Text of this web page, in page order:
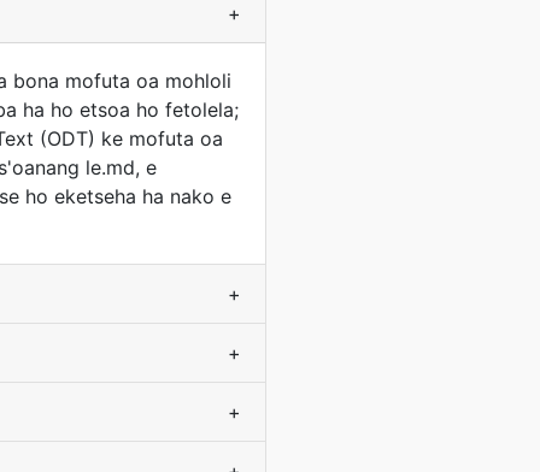
+
bona mofuta oa mohloli
ha ho etsoa ho fetolela;
(ODT) ke mofuta oa
le.md, e
ho eketseha ha nako e
+
+
+